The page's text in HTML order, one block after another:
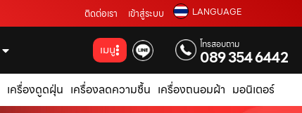
ติดต่อเรา เข้าสู่ระบบ LANGUAGE
เมนู โทรสอบถาม
089 354 6442
เครื่องดูดฝุ่น เครื่องลดความชื้น เครื่องถนอมผ้า มอนิเตอร์